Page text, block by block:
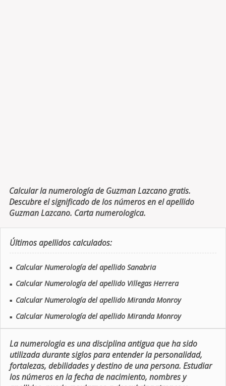
Calcular la numerología de Guzman Lazcano gratis.
Descubre el significado de los números en el apellido
Guzman Lazcano. Carta numerologica.
Últimos apellidos calculados:
■ Calcular Numerología del apellido Sanabria
■ Calcular Numerología del apellido Villegas Herrera
■ Calcular Numerología del apellido Miranda Monroy
■ Calcular Numerología del apellido Miranda Monroy
La numerologia es una disciplina antigua que ha sido
utilizada durante siglos para entender la personalidad,
fortalezas, debilidades y destino de una persona. Estudiar
los números en la fecha de nacimiento, nombres y